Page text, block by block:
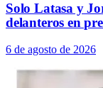
Solo Latasa y
delanteros en
6 de agosto de 2026